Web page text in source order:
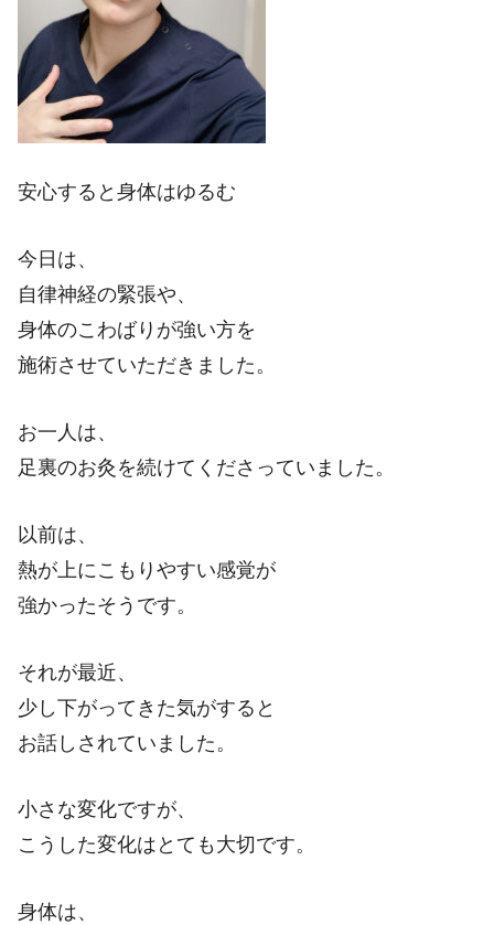
安心すると身体はゆるむ
今日は、
自律神経の緊張や、
身体のこわばりが強い方を
施術させていただきました。
お一人は、
足裏のお灸を続けてくださっていました。
以前は、
熱が上にこもりやすい感覚が
強かったそうです。
それが最近、
少し下がってきた気がすると
お話しされていました。
小さな変化ですが、
こうした変化はとても大切です。
身体は、